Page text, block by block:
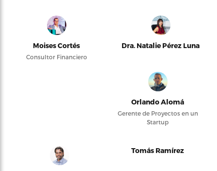
Moises Cortés
Consultor Financiero
Dra. Natalie Pérez Luna
Orlando Alomá
Gerente de Proyectos en un
Startup
Tomás Ramírez